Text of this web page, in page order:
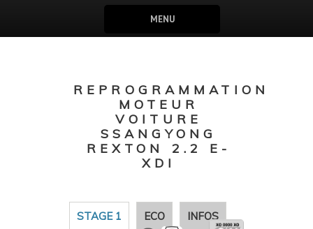
MENU
REPROGRAMMATION
MOTEUR
VOITURE
SSANGYONG
REXTON 2.2 E-
XDI
STAGE 1 ECO INFOS